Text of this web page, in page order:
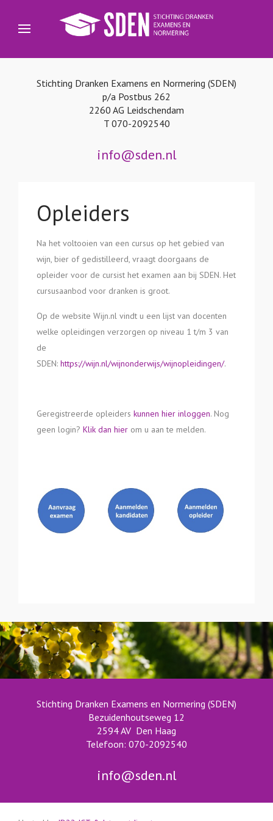
Stichting Dranken Examens en Normering (SDEN)
p/a Postbus 262
2260 AG Leidschendam
T 070-2092540
info@sden.nl
Opleiders
Na het voltooien van een cursus op het gebied van
wijn, bier of gedistilleerd, vraagt doorgaans de
opleider voor de cursist het examen aan bij SDEN. Het
cursusaanbod voor dranken is groot.
Op de website Wijn.nl vindt u een lijst van docenten
welke opleidingen verzorgen op niveau 1 t/m 3 van
de
SDEN: https://wijn.nl/wijnonderwijs/wijnopleidingen/.
Geregistreerde opleiders kunnen hier inloggen. Nog
geen login? Klik dan hier om u aan te melden.
Stichting Dranken Examens en Normering (SDEN)
Bezuidenhoutseweg 12
2594 AV Den Haag
Telefoon: 070-2092540
info@sden.nl